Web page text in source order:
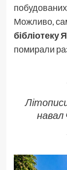
Можливо,
бібліотеку
помирали
навал